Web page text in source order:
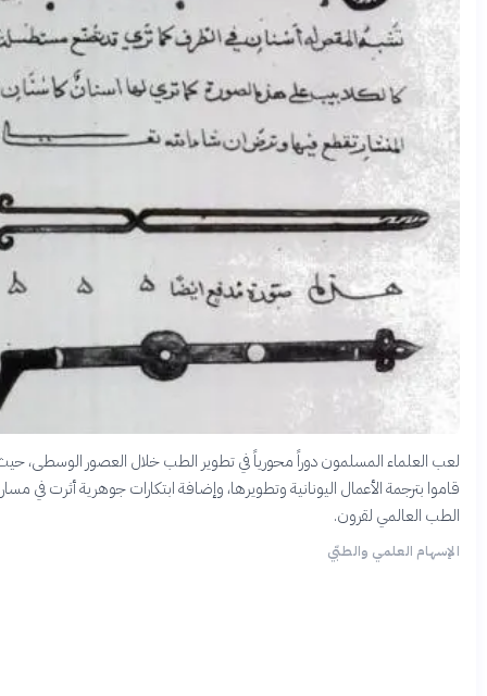
العلماء المسلمون دوراً محورياً في تطوير الطب خلال العصور الوسطى، حيث
بترجمة الأعمال اليونانية وتطويرها، وإضافة ابتكارات جوهرية أثرت في مسار
العالمي لقرون.
العلمي والطبّي